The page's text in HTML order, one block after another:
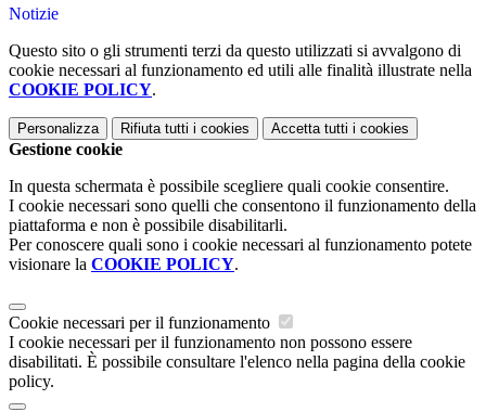
Notizie
Questo sito o gli strumenti terzi da questo utilizzati si avvalgono di
cookie necessari al funzionamento ed utili alle finalità illustrate nella
COOKIE POLICY.
Personalizza Rifiuta tutti i cookies Accetta tutti i cookies
Gestione cookie
In questa schermata è possibile scegliere quali cookie consentire.
I cookie necessari sono quelli che consentono il funzionamento della
piattaforma e non è possibile disabilitarli.
Per conoscere quali sono i cookie necessari al funzionamento potete
visionare la COOKIE POLICY.
Cookie necessari per il funzionamento
I cookie necessari per il funzionamento non possono essere
disabilitati. È possibile consultare l'elenco nella pagina della cookie
policy.